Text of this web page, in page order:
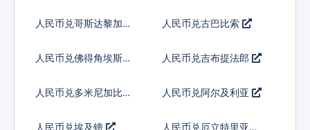
人民币兑哥斯达黎加科
人民币兑古巴比索
人民币兑佛得角埃斯库
人民币兑吉布提法郎
人民币兑多米尼加比索 人民币兑阿尔及利亚
人民币兑埃及镑
人民币兑厄立特里亚纳